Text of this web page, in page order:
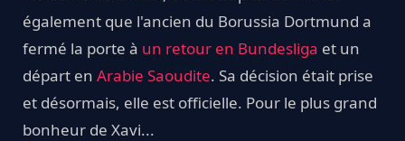
également que l'ancien du Borussia Dortmund a
fermé la porte à un retour en Bundesliga et un
départ en Arabie Saoudite. Sa décision était prise
et désormais, elle est officielle. Pour le plus grand
bonheur de Xavi...